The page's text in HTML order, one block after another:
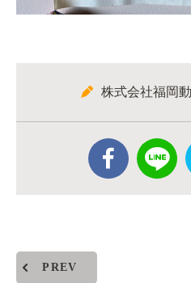
株式会社福岡
PREV